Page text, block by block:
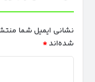
نشانی ایمیل شما
شده‌اند *